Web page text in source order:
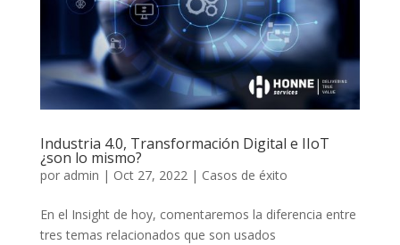
Industria 4.0, Transformación Digital e IIoT
¿son lo mismo?
por admin | Oct 27, 2022 | Casos de éxito
En el Insight de hoy, comentaremos la diferencia entre
tres temas relacionados que son usados ​​